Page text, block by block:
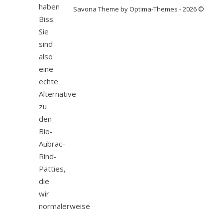
haben
Biss.
Sie
sind
also
eine
echte
Alternative
zu
den
Bio-
Aubrac-
Rind-
Patties,
die
wir
normalerweise
Savona Theme by Optima-Themes - 2026 ©